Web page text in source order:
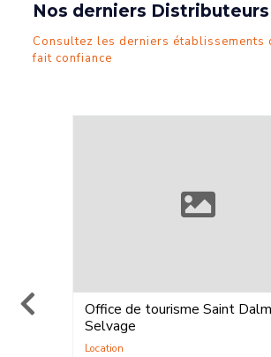
Nos derniers Distributeurs
Consultez les derniers établissements
fait confiance
Office de tourisme Saint
Selvage
Location